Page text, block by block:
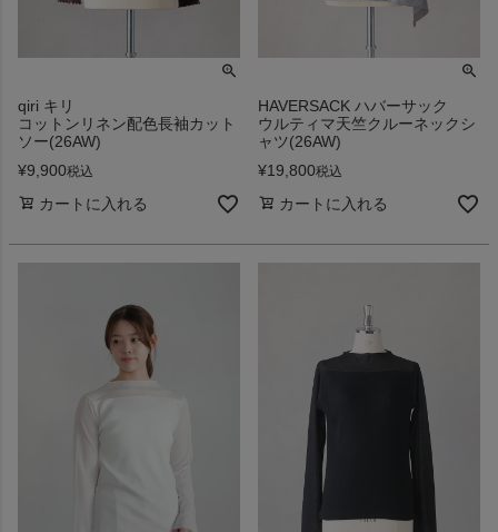
qiri キリ
コットンリネン配色長袖カット
ソー(26AW)
¥9,900税込
カートに入れる
HAVERSACK ハバーサック
ウルティマ天竺クルーネックシ
ャツ(26AW)
¥19,800税込
カートに入れる